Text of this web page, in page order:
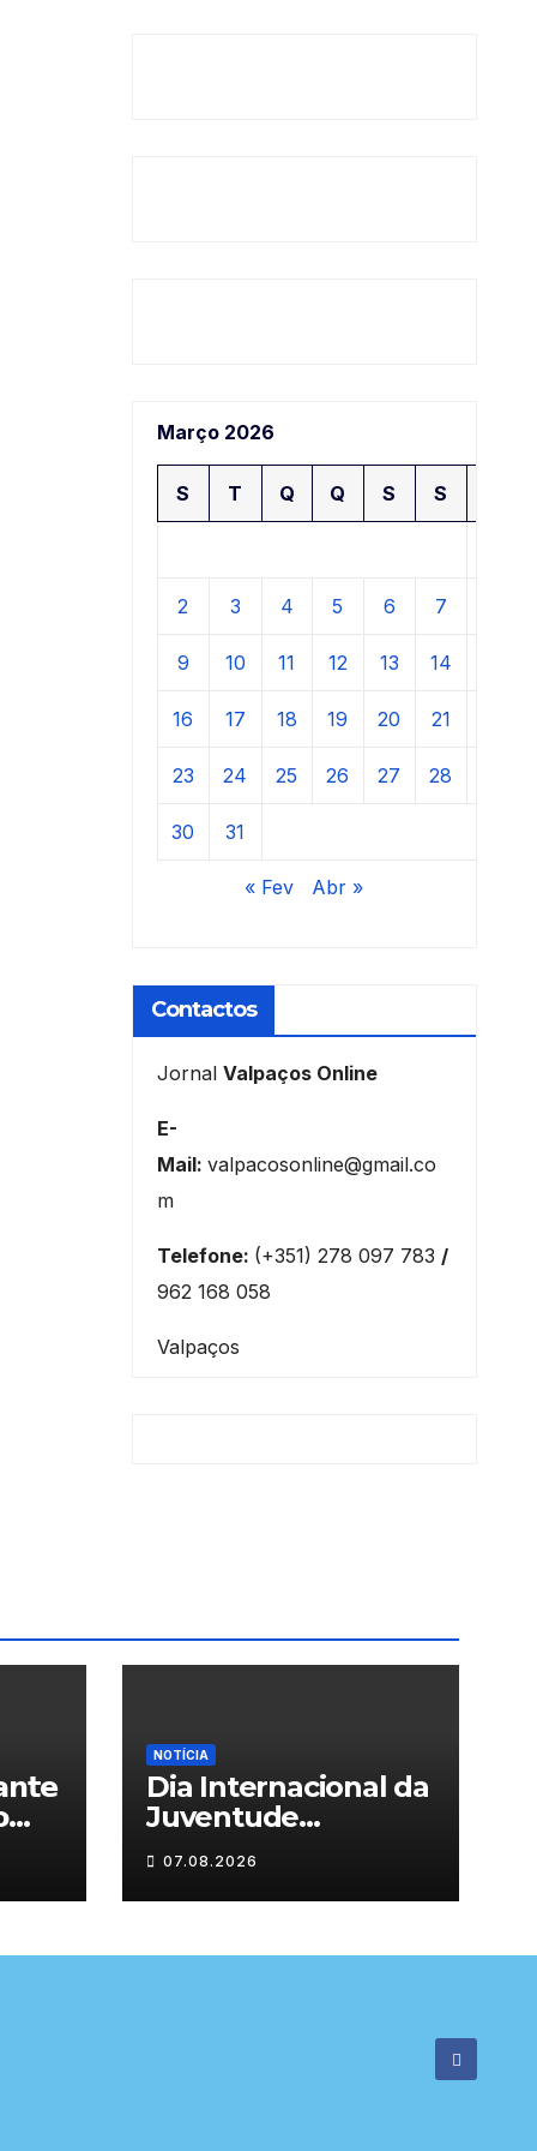
Março 2026
S T Q Q S S
2 3 4 5 6 7
9 10 11 12 13 14
16 17 18 19 20 21
23 24 25 26 27 28
30 31
« Fev Abr »
Contactos
Jornal Valpaços Online
E-
Mail: valpacosonline@gmail.co
m
Telefone: (+351) 278 097 783 /
962 168 058
Valpaços
NOTÍCIA
Dia Internacional da
Juventude
celebrado em
Chaves com
atividades gratuitas
07.08.2026